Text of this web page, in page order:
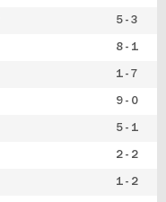
5 - 3
8 - 1
1 - 7
9 - 0
5 - 1
2 - 2
1 - 2